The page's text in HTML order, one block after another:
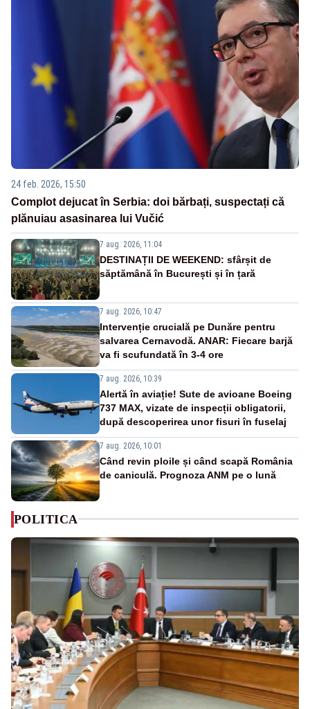
24 feb. 2026, 15:50
Complot dejucat în Serbia: doi bărbați, suspectați că
plănuiau asasinarea lui Vučić
7 aug. 2026, 11:04
DESTINAȚII DE WEEKEND: sfârșit de
săptămână în București și în țară
7 aug. 2026, 10:47
Intervenție crucială pe Dunăre pentru
salvarea Cernavodă. ANAR: Fiecare barjă
va fi scufundată în 3-4 ore
7 aug. 2026, 10:39
Alertă în aviație! Sute de avioane Boeing
737 MAX, vizate de inspecții obligatorii,
după descoperirea unor fisuri în fuselaj
7 aug. 2026, 10:01
Când revin ploile și când scapă România
de caniculă. Prognoza ANM pe o lună
POLITICA